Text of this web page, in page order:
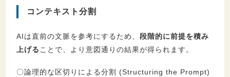
コンテキスト分割
AIは直前の文脈を参考にするため、 段階的に前提を積み
上げる ことで、より意図通りの結果が得られます。
〇論理的な区切りによる分割 (Structuring the Prompt)